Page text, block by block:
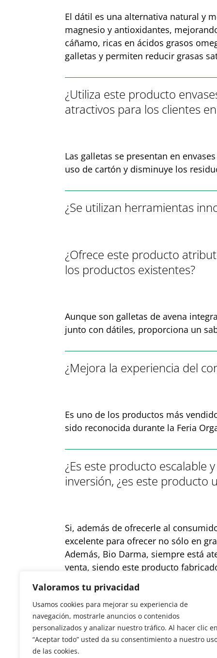
Valoramos tu privacidad
Usamos cookies para mejorar su experiencia de
navegación, mostrarle anuncios o contenidos
personalizados y analizar nuestro tráfico. Al hacer clic en
“Aceptar todo” usted da su consentimiento a nuestro
de las cookies.
El dátil es una alternativa natural y
magnesio y antioxidantes,
cáñamo, ricas en ácidos grasos
galletas y permiten reducir grasas
¿Utiliza este producto
atractivos para los clientes
Las galletas se presentan en
uso de cartón y disminuye los
¿Se utilizan herramientas
¿Ofrece este producto
los productos existentes?
Aunque son galletas de avena
junto con dátiles, proporciona un
¿Mejora la experiencia del
Es uno de los productos más
sido reconocida durante la Feria
¿Es este producto escalable
inversión, ¿es este producto
Si, además de ofrecerle al
excelente para ofrecer no sólo en
Además, Bio Darma, siempre está
venta, siendo este producto
¿Existen otros aspectos en